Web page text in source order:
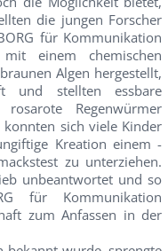
die jungen Forscher
für Kommunikation
einem chemischen
Algen hergestellt,
und stellten essbare
Regenwürmer
sich viele Kinder
Kreation einem -
zu unterziehen.
unbeantwortet und so
für Kommunikation
zum Anfassen in der